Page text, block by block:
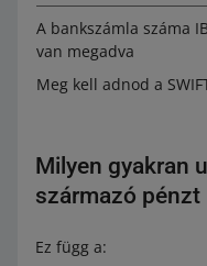
A bankszámla száma
van megadva
Meg kell adnod a
Milyen gyakran
származó pénzt
Ez függ a: